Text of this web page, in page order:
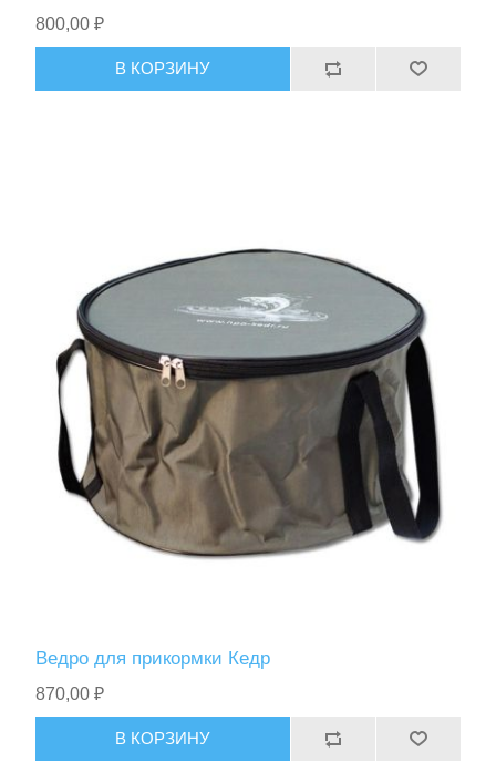
800,00 ₽
В КОРЗИНУ
Ведро для прикормки Кедр
870,00 ₽
В КОРЗИНУ